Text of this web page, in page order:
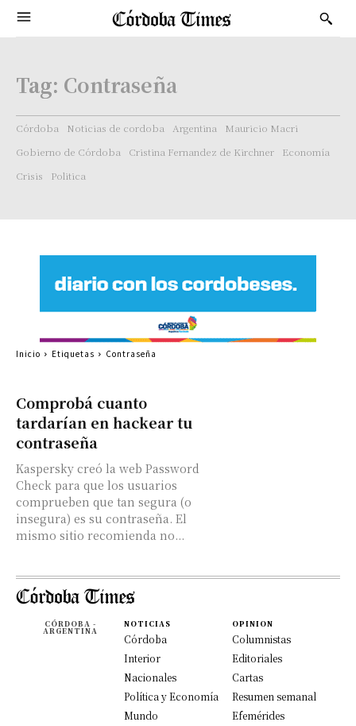
Tag: Contraseña
Córdoba Noticias de cordoba Argentina
Mauricio Macri
Gobierno de Córdoba
Cristina Fernandez de Kirchner
Economía
Crisis
Politica
Comprobá cuanto
tardarían en hackear tu
contraseña
Kaspersky creó la web Password
Check para que los usuarios
comprueben que tan segura (o
insegura) es su contraseña. El
mismo sitio recomienda no...
Inicio Etiquetas Contraseña
CÓRDOBA -
ARGENTINA
NOTICIAS
Córdoba
Interior
Nacionales
Política y Economía
Mundo
OPINION
Columnistas
Editoriales
Cartas
Resumen semanal
Efemérides